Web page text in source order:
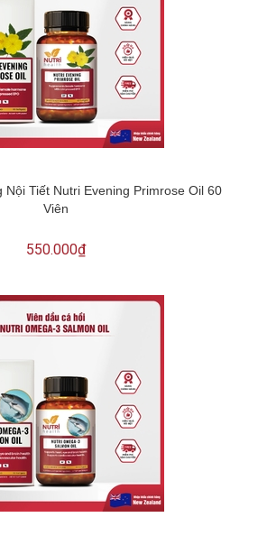
Nội Tiết Nutri Evening Primrose Oil 60
Viên
550.000₫